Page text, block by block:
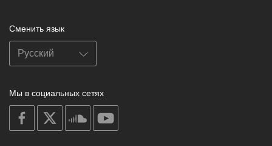
Сменить язык
Мы в социальных сетях
on
facebook
soundcloud